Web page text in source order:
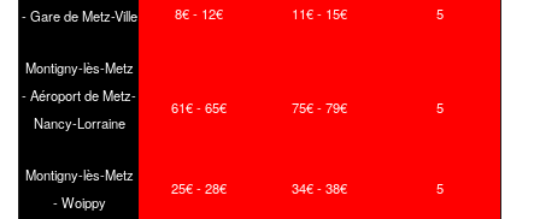
- Gare de Metz-Ville
8€ - 12€ 11€ - 15€ 5
Montigny-lès-Metz
- Aéroport de Metz-
Nancy-Lorraine
61€ - 65€ 75€ - 79€ 5
Montigny-lès-Metz
- Woippy
25€ - 28€ 34€ - 38€ 5